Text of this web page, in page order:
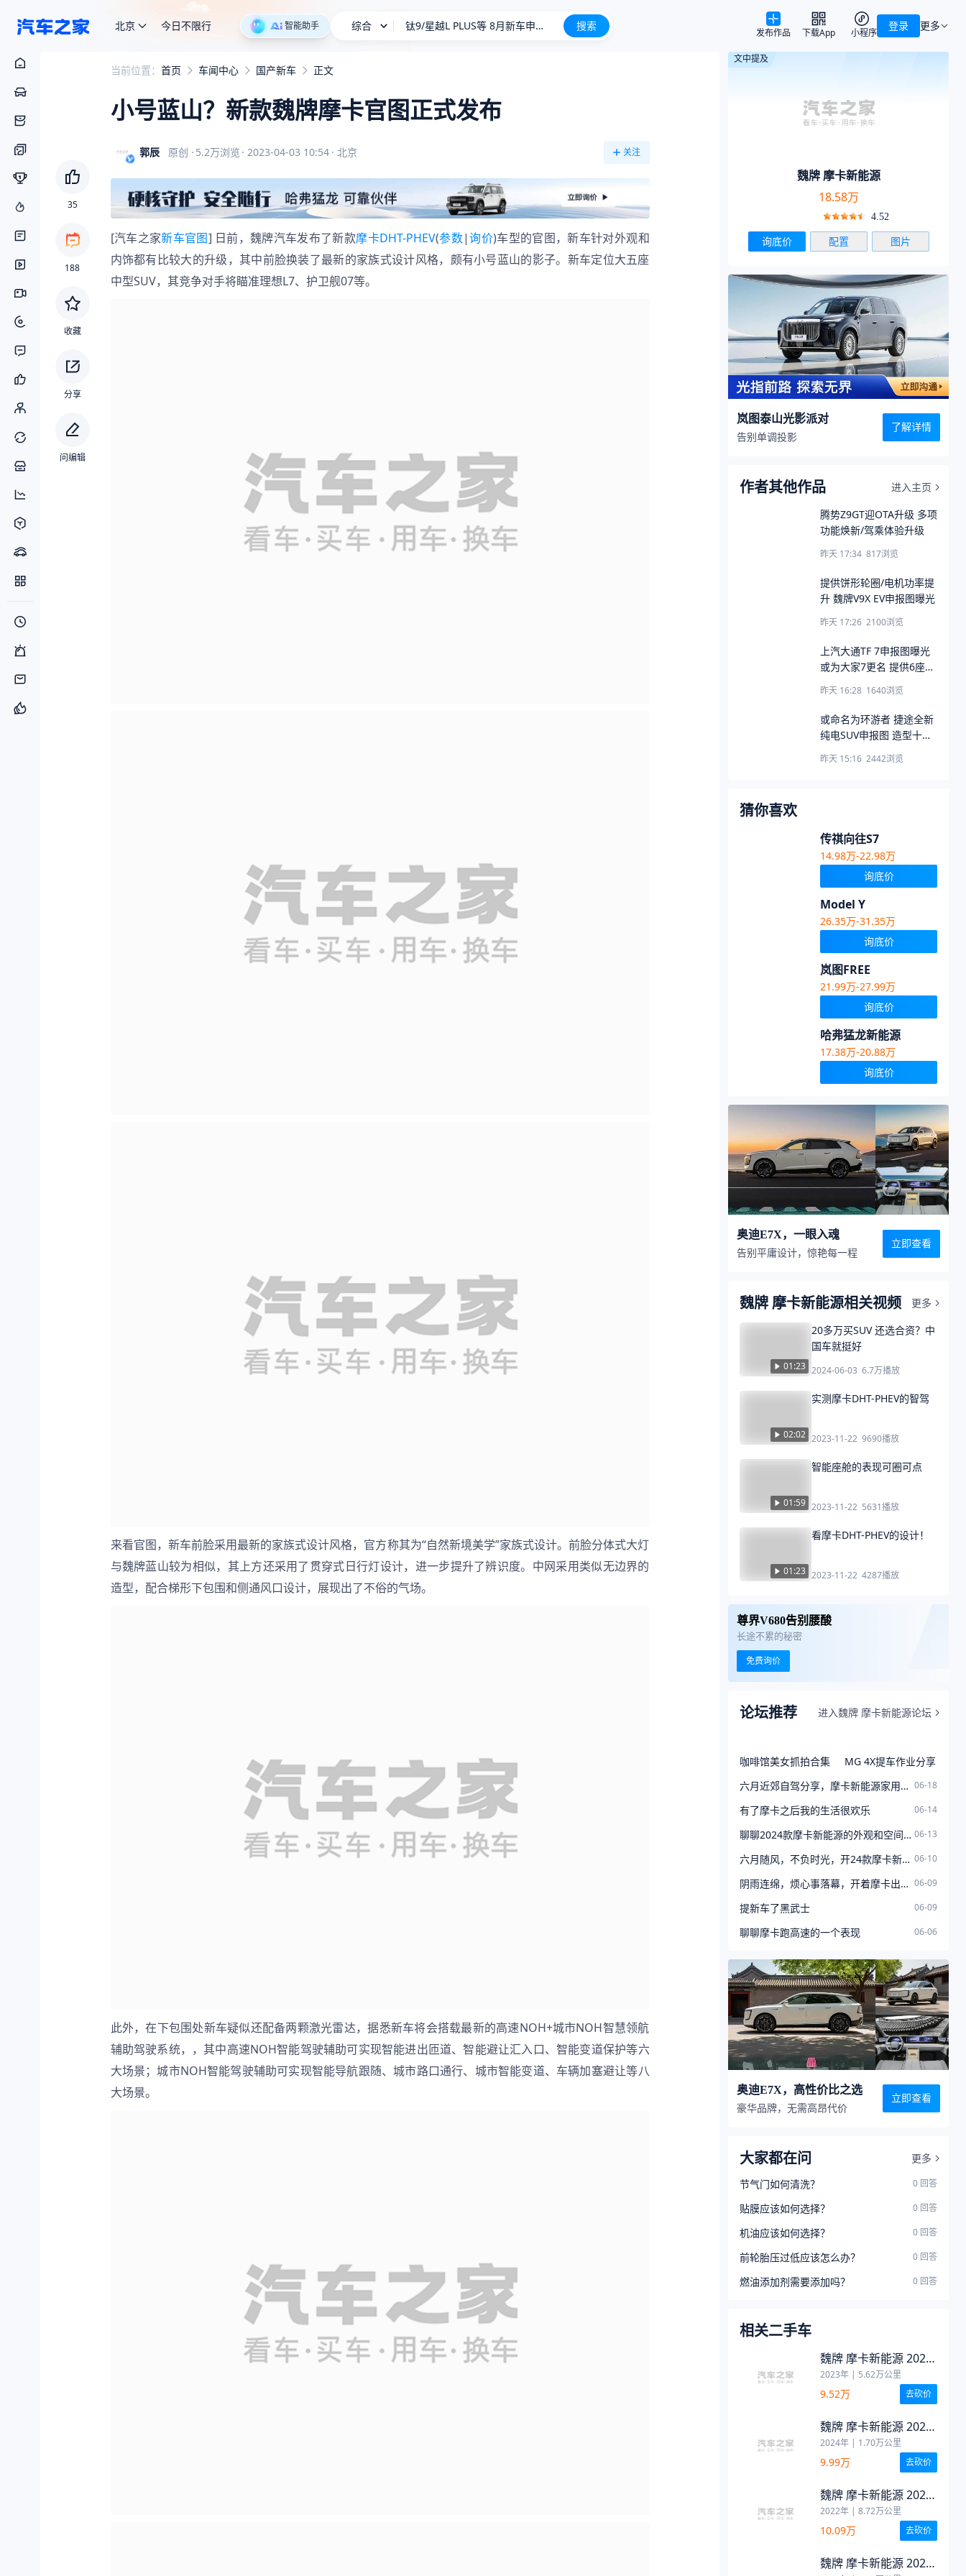
北京 今日不限行 智能助手 综合 钛9/星越L PLUS等 8月新车申报汇总
长城H10
搜索 更多
登录
发布作品 下载App 小程序
35
188
收藏
分享
问编辑
当前位置： 首页 车闻中心 国产新车 正文
小号蓝山？新款魏牌摩卡官图正式发布
郭辰 原创 · 5.2万浏览 · 2023-04-03 10:54 · 北京 关注
[汽车之家新车官图] 日前，魏牌汽车发布了新款摩卡DHT-PHEV(参数|询价)车型的官图，新车针对外观和
内饰都有比较大的升级，其中前脸换装了最新的家族式设计风格，颇有小号蓝山的影子。新车定位大五座
中型SUV，其竞争对手将瞄准理想L7、护卫舰07等。
来看官图，新车前脸采用最新的家族式设计风格，官方称其为“自然新境美学”家族式设计。前脸分体式大灯
与魏牌蓝山较为相似，其上方还采用了贯穿式日行灯设计，进一步提升了辨识度。中网采用类似无边界的
造型，配合梯形下包围和侧通风口设计，展现出了不俗的气场。
此外，在下包围处新车疑似还配备两颗激光雷达，据悉新车将会搭载最新的高速NOH+城市NOH智慧领航
辅助驾驶系统，，其中高速NOH智能驾驶辅助可实现智能进出匝道、智能避让汇入口、智能变道保护等六
大场景；城市NOH智能驾驶辅助可实现智能导航跟随、城市路口通行、城市智能变道、车辆加塞避让等八
大场景。
文中提及
魏牌 摩卡新能源
18.58万
4.52
询底价 配置 图片
岚图泰山光影派对
告别单调投影
了解详情
作者其他作品
进入主页
腾势Z9GT迎OTA升级 多项
功能焕新/驾乘体验升级
昨天 17:34 817浏览
提供饼形轮圈/电机功率提
升 魏牌V9X EV申报图曝光
昨天 17:26 2100浏览
上汽大通TF 7申报图曝光
或为大家7更名 提供6座和
7座两种布局
昨天 16:28 1640浏览
或命名为环游者 捷途全新
纯电SUV申报图 造型十分
有特点
昨天 15:16 2442浏览
猜你喜欢
传祺向往S7
14.98万-22.98万
询底价
Model Y
26.35万-31.35万
询底价
岚图FREE
21.99万-27.99万
询底价
哈弗猛龙新能源
17.38万-20.88万
询底价
奥迪E7X，一眼入魂
告别平庸设计，惊艳每一程
立即查看
魏牌 摩卡新能源相关视频 更多
01:23
20多万买SUV 还选合资？中
国车就挺好
2024-06-03 6.7万播放
02:02
实测摩卡DHT-PHEV的智驾
2023-11-22 9690播放
01:59
智能座舱的表现可圈可点
2023-11-22 5631播放
01:23
看摩卡DHT-PHEV的设计！
2023-11-22 4287播放
尊界V680告别腰酸
长途不累的秘密
免费询价
论坛推荐 进入魏牌 摩卡新能源论坛
咖啡馆美女抓拍合集
MG 4X提车作业分享
六月近郊自驾分享，摩卡新能源家用出游太省心 06-18
有了摩卡之后我的生活很欢乐 06-14
聊聊2024款摩卡新能源的外观和空间，家用确实很香 06-13
六月随风，不负时光，开24款摩卡新能源随性兜风 06-10
阴雨连绵，烦心事落幕，开着摩卡出门散心 06-09
提新车了黑武士 06-09
聊聊摩卡跑高速的一个表现 06-06
奥迪E7X，高性价比之选
豪华品牌，无需高昂代价
立即查看
大家都在问
更多
节气门如何清洗？
0 回答
贴膜应该如何选择？ 0 回答
机油应该如何选择？ 0 回答
前轮胎压过低应该怎么办？ 0 回答
燃油添加剂需要添加吗？ 0 回答
相关二手车
魏牌 摩卡新能源 2023
款 两驱长续航版
2023年 | 5.62万公里
9.52万 去砍价
魏牌 摩卡新能源 2024
款 Hi4 长续航版
2024年 | 1.70万公里
9.99万 去砍价
魏牌 摩卡新能源 2022
款 1.5T 0焦虑性能版
2022年 | 8.72万公里
10.09万 去砍价
魏牌 摩卡新能源 2024